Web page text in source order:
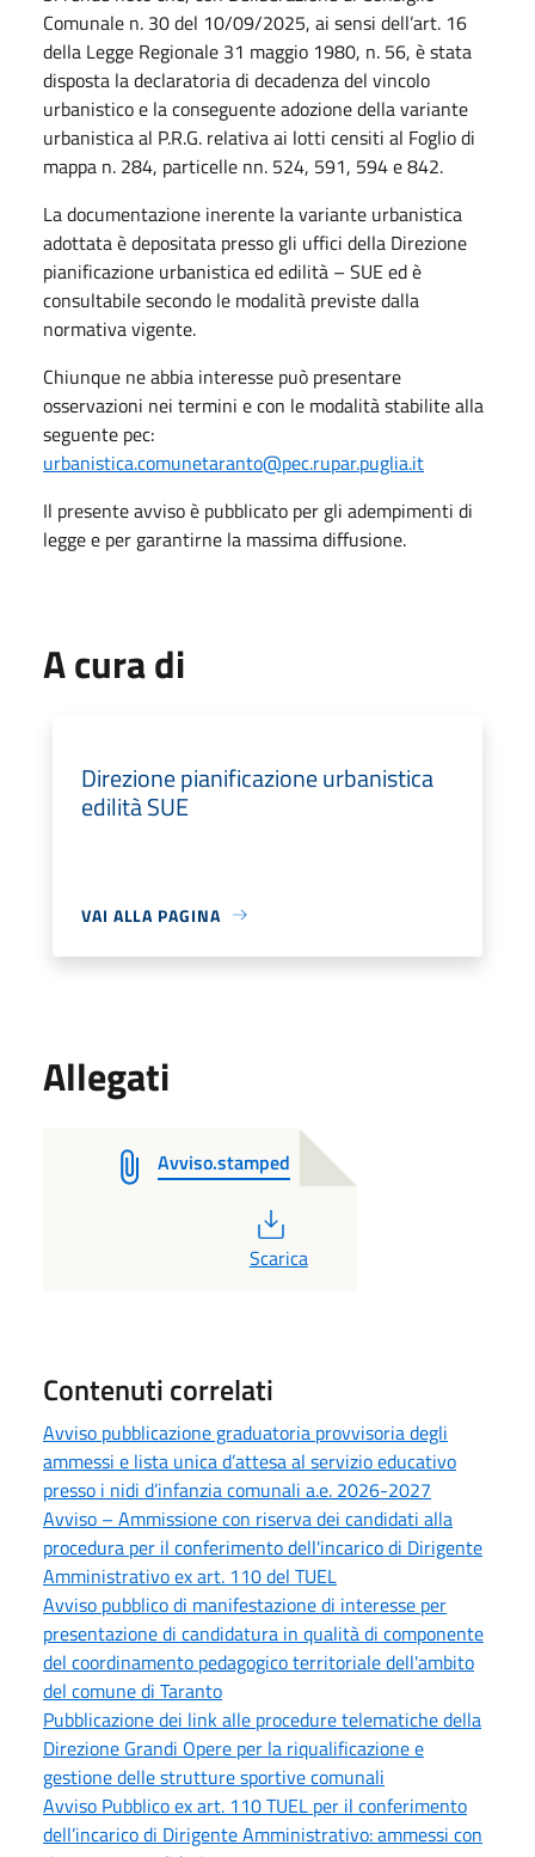
Comunale n. 30 del 10/09/2025, ai sensi dell’art. 16
della Legge Regionale 31 maggio 1980, n. 56, è stata
disposta la declaratoria di decadenza del vincolo
urbanistico e la conseguente adozione della variante
urbanistica al P.R.G. relativa ai lotti censiti al Foglio di
mappa n. 284, particelle nn. 524, 591, 594 e 842.
La documentazione inerente la variante urbanistica
adottata è depositata presso gli uffici della Direzione
pianificazione urbanistica ed edilità – SUE ed è
consultabile secondo le modalità previste dalla
normativa vigente.
Chiunque ne abbia interesse può presentare
osservazioni nei termini e con le modalità stabilite alla
seguente pec:
urbanistica.comunetaranto@pec.rupar.puglia.it
Il presente avviso è pubblicato per gli adempimenti di
legge e per garantirne la massima diffusione.
A cura di
Direzione pianificazione urbanistica
edilità SUE
VAI ALLA PAGINA
Allegati
Avviso.stamped
PDF
Scarica
Contenuti correlati
Avviso pubblicazione graduatoria provvisoria degli
ammessi e lista unica d’attesa al servizio educativo
presso i nidi d’infanzia comunali a.e. 2026-2027
Avviso – Ammissione con riserva dei candidati alla
procedura per il conferimento dell'incarico di Dirigente
Amministrativo ex art. 110 del TUEL
Avviso pubblico di manifestazione di interesse per
presentazione di candidatura in qualità di componente
del coordinamento pedagogico territoriale dell'ambito
del comune di Taranto
Pubblicazione dei link alle procedure telematiche della
Direzione Grandi Opere per la riqualificazione e
gestione delle strutture sportive comunali
Avviso Pubblico ex art. 110 TUEL per il conferimento
dell’incarico di Dirigente Amministrativo: ammessi con